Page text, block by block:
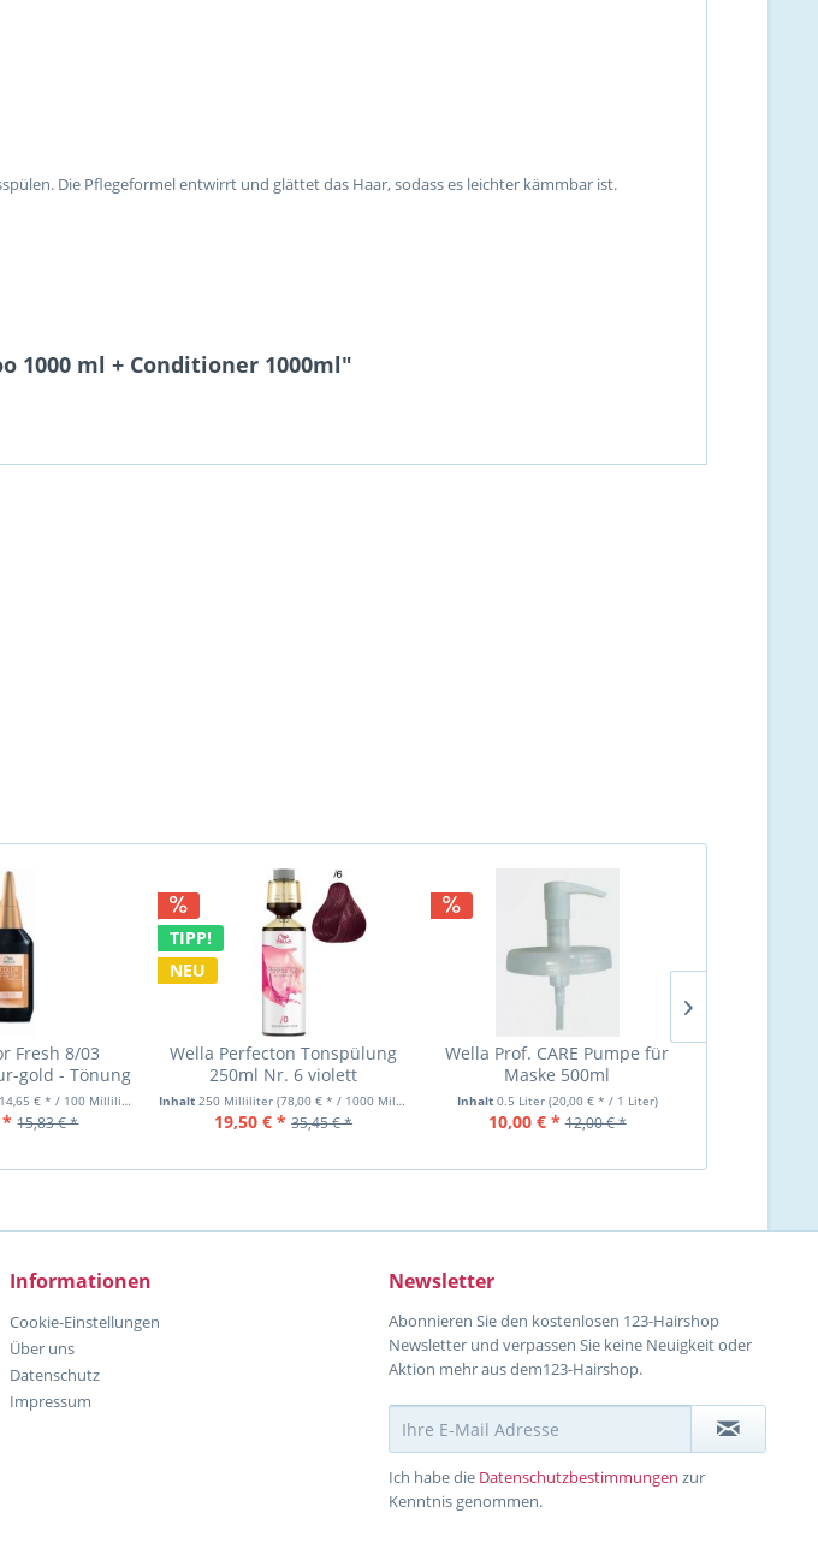
Die Pflegeformel entwirrt und glättet das Haar, sodass es leichter kämmbar ist.
1000 ml + Conditioner 1000ml"
Fresh 8/03
gold - Tönung
6.5€ * / 100 Milliliter)
* 15,83 € *
TIPP!
NEU
Wella Perfecton Tonspülung
250ml Nr. 6 violett
Inhalt 250 Milliliter (78,00 € * / 1000 Milliliter)
19,50 € * 35,45 € *
Wella Prof. CARE Pumpe für
Maske 500ml
Inhalt 0.5 Liter (20,00 € * / 1 Liter)
10,00 € * 12,00 € *
Informationen
Cookie-Einstellungen
Über uns
Datenschutz
Impressum
Newsletter
Abonnieren Sie den kostenlosen 123-Hairshop
Newsletter und verpassen Sie keine Neuigkeit oder
Aktion mehr aus dem123-Hairshop.
Ich habe die Datenschutzbestimmungen zur
Kenntnis genommen.